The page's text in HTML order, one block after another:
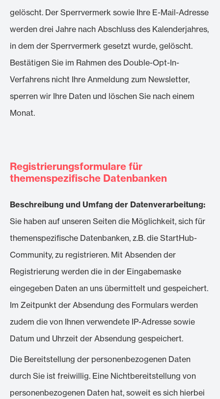
gelöscht. Der Sperrvermerk sowie Ihre E-Mail-Adresse
werden drei Jahre nach Abschluss des Kalenderjahres,
in dem der Sperrvermerk gesetzt wurde, gelöscht.
Bestätigen Sie im Rahmen des Double-Opt-In-
Verfahrens nicht Ihre Anmeldung zum Newsletter,
sperren wir Ihre Daten und löschen Sie nach einem
Monat.
Registrierungsformulare für
themenspezifische Datenbanken
Beschreibung und Umfang der Datenverarbeitung:
Sie haben auf unseren Seiten die Möglichkeit, sich für
themenspezifische Datenbanken, z.B. die StartHub-
Community, zu registrieren. Mit Absenden der
Registrierung werden die in der Eingabemaske
eingegeben Daten an uns übermittelt und gespeichert.
Im Zeitpunkt der Absendung des Formulars werden
zudem die von Ihnen verwendete IP-Adresse sowie
Datum und Uhrzeit der Absendung gespeichert.
Die Bereitstellung der personenbezogenen Daten
durch Sie ist freiwillig. Eine Nichtbereitstellung von
personenbezogenen Daten hat, soweit es sich hierbei